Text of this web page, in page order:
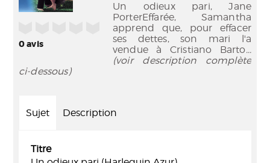
0avis
Un odieux pari, Jane
PorterEffarée, Samantha
apprend que, pour effacer
ses dettes, son mari l'a
vendue à Cristiano Barto...
(voir description complète
ci-dessous)
Sujet Description
Titre